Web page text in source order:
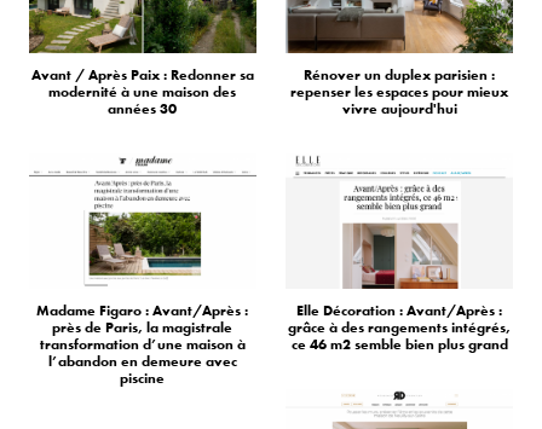
Avant / Après Paix : Redonner sa
modernité à une maison des
années 30
Rénover un duplex parisien :
repenser les espaces pour mieux
vivre aujourd'hui
Madame Figaro : Avant/Après :
près de Paris, la magistrale
transformation d’une maison à
l’abandon en demeure avec
piscine
Elle Décoration : Avant/Après :
grâce à des rangements intégrés,
ce 46 m2 semble bien plus grand